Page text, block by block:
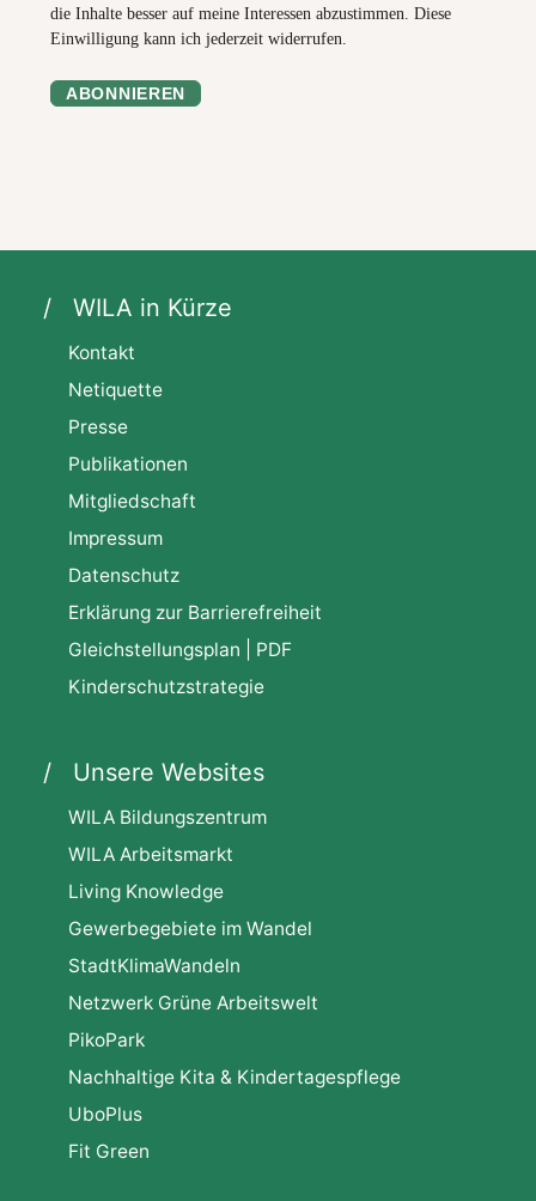
die Inhalte besser auf meine Interessen abzustimmen. Diese
Einwilligung kann ich jederzeit widerrufen.
ABONNIEREN
WILA in Kürze
Kontakt
Netiquette
Presse
Publikationen
Mitgliedschaft
Impressum
Datenschutz
Erklärung zur Barrierefreiheit
Gleichstellungsplan | PDF
Kinderschutzstrategie
Unsere Websites
WILA Bildungszentrum
WILA Arbeitsmarkt
Living Knowledge
Gewerbegebiete im Wandel
StadtKlimaWandeln
Netzwerk Grüne Arbeitswelt
PikoPark
Nachhaltige Kita & Kindertagespflege
UboPlus
Fit Green